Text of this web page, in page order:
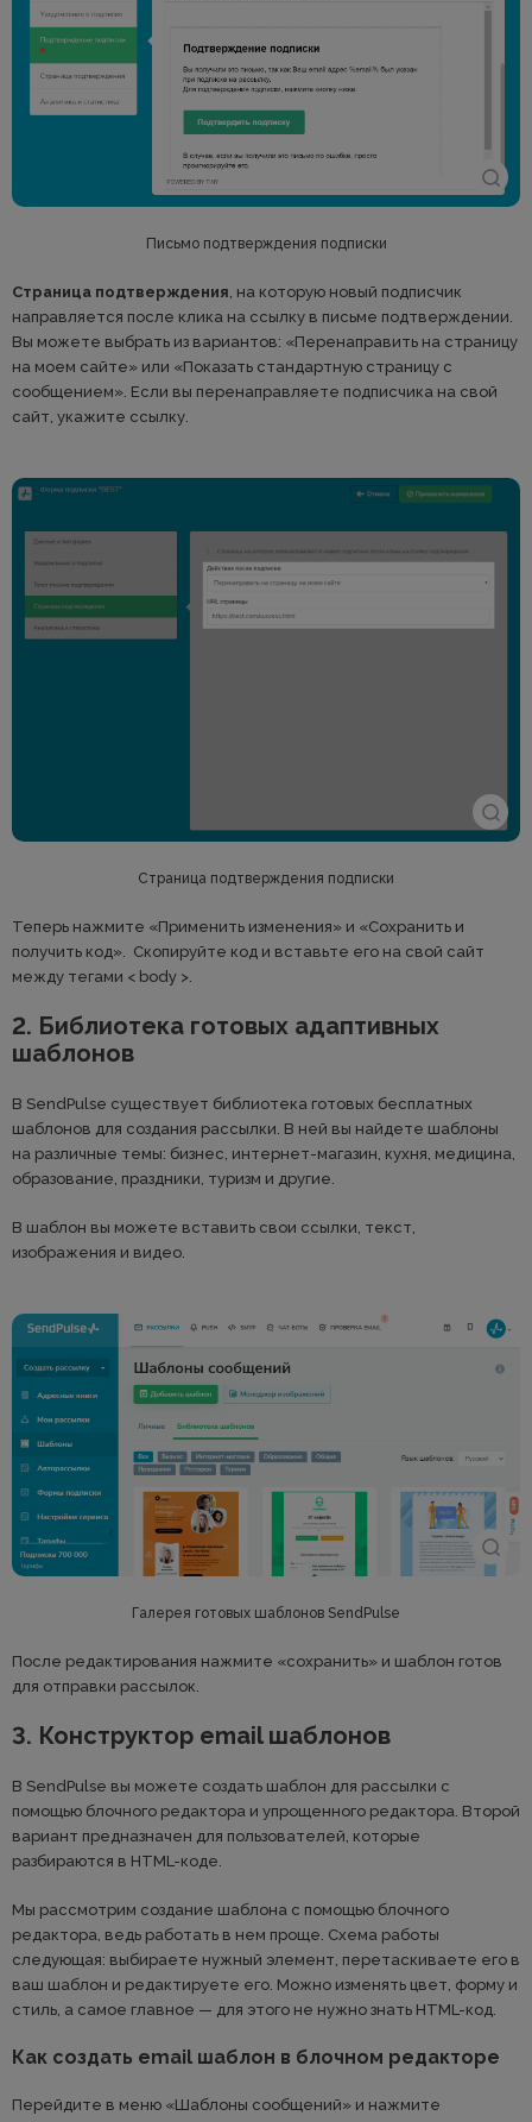
Письмо подтверждения подписки
Страница подтверждения , на которую новый подписчик
направляется после клика на ссылку в письме подтверждении.
Вы можете выбрать из вариантов: «Перенаправить на страницу
на моем сайте» или «Показать стандартную страницу с
сообщением». Если вы перенаправляете подписчика на свой
сайт, укажите ссылку.
Страница подтверждения подписки
Теперь нажмите «Применить изменения» и «Сохранить и
получить код». Скопируйте код и вставьте его на свой сайт
между тегами < body >.
2. Библиотека готовых адаптивных
шаблонов
В SendPulse существует библиотека готовых бесплатных
шаблонов для создания рассылки. В ней вы найдете шаблоны
на различные темы: бизнес, интернет-магазин, кухня, медицина,
образование, праздники, туризм и другие.
В шаблон вы можете вставить свои ссылки, текст,
изображения и видео.
Галерея готовых шаблонов SendPulse
После редактирования нажмите «сохранить» и шаблон готов
для отправки рассылок.
3. Конструктор email шаблонов
В SendPulse вы можете создать шаблон для рассылки с
помощью блочного редактора и упрощенного редактора. Второй
вариант предназначен для пользователей, которые
разбираются в HTML-коде.
Мы рассмотрим создание шаблона с помощью блочного
редактора, ведь работать в нем проще. Схема работы
следующая: выбираете нужный элемент, перетаскиваете его в
ваш шаблон и редактируете его. Можно изменять цвет, форму и
стиль, а самое главное — для этого не нужно знать HTML-код.
Как создать email шаблон в блочном редакторе
Перейдите в меню «Шаблоны сообщений» и нажмите